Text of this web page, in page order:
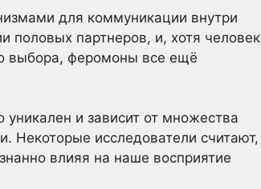
для коммуникации внутри
половых партнеров, и, хотя человек
выбора, феромоны все ещё
и зависит от множества
Некоторые исследователи считают,
влияя на наше восприятие